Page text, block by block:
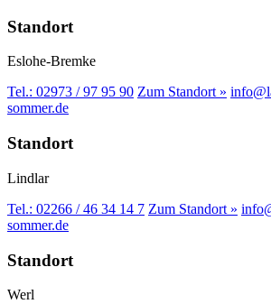
Standort
Eslohe-Bremke
Tel.: 02973 / 97 95 90 Zum Standort »
sommer.de
Standort
Lindlar
Tel.: 02266 / 46 34 14 7 Zum Standort »
sommer.de
Standort
Werl